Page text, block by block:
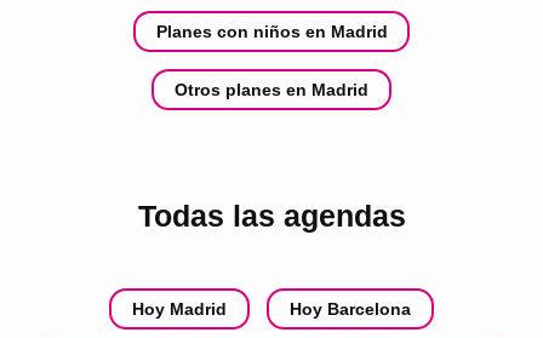
Planes con niños en Madrid
Otros planes en Madrid
Todas las agendas
Hoy Madrid Hoy Barcelona